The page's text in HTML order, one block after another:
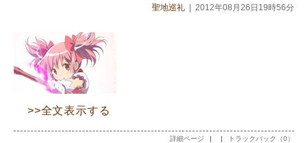
聖地巡礼 | 2012年08月26日19時56分
>>全文表示する
詳細ページ | | トラックバック（0）